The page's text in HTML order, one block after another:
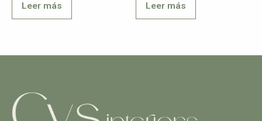
Leer más Leer más